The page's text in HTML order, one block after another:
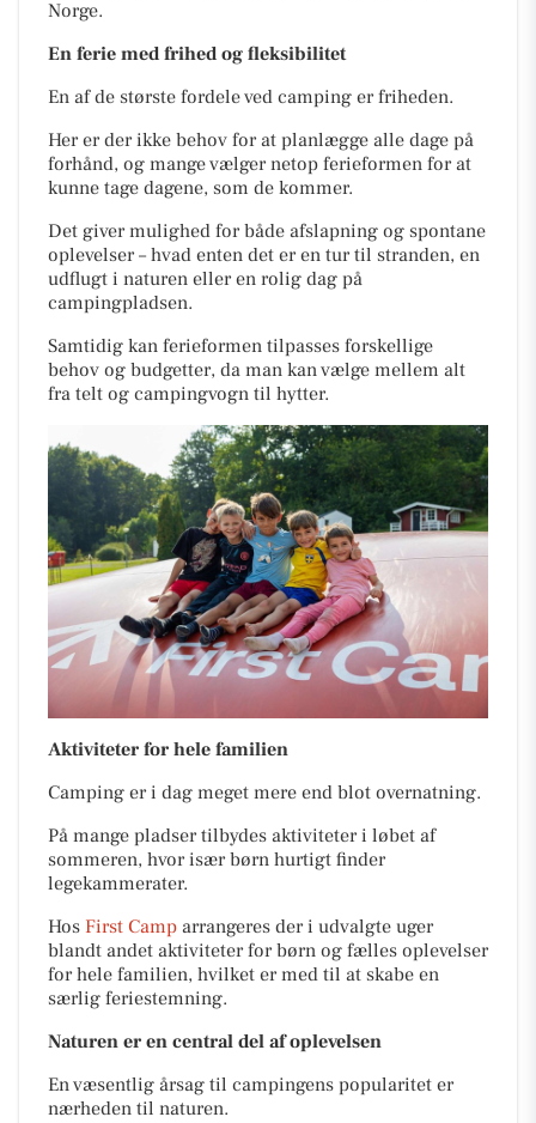
Norge.
En ferie med frihed og fleksibilitet
En af de største fordele ved camping er friheden.
Her er der ikke behov for at planlægge alle dage på
forhånd, og mange vælger netop ferieformen for at
kunne tage dagene, som de kommer.
Det giver mulighed for både afslapning og spontane
oplevelser – hvad enten det er en tur til stranden, en
udflugt i naturen eller en rolig dag på
campingpladsen.
Samtidig kan ferieformen tilpasses forskellige
behov og budgetter, da man kan vælge mellem alt
fra telt og campingvogn til hytter.
Aktiviteter for hele familien
Camping er i dag meget mere end blot overnatning.
På mange pladser tilbydes aktiviteter i løbet af
sommeren, hvor især børn hurtigt finder
legekammerater.
Hos First Camp arrangeres der i udvalgte uger
blandt andet aktiviteter for børn og fælles oplevelser
for hele familien, hvilket er med til at skabe en
særlig feriestemning.
Naturen er en central del af oplevelsen
En væsentlig årsag til campingens popularitet er
nærheden til naturen.